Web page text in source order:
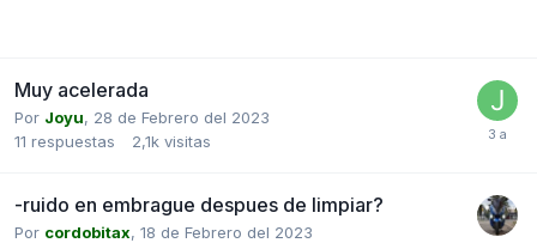
Muy acelerada
Por Joyu, 28 de Febrero del 2023
11 respuestas 2,1k visitas
-ruido en embrague despues de limpiar?
Por cordobitax, 18 de Febrero del 2023